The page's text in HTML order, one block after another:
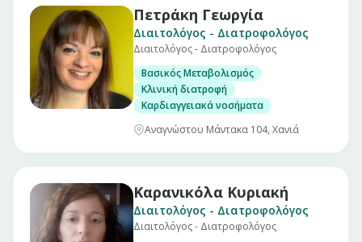
Πετράκη Γεωργία
Διαιτολόγος - Διατροφολόγος
Διαιτολόγος - Διατροφολόγος
Βασικός Μεταβολισμός
Κλινική διατροφή
Καρδιαγγειακά νοσήματα
Αναγνώστου Μάντακα 104, Χανιά
Καρανικόλα Κυριακή
Διαιτολόγος - Διατροφολόγος
Διαιτολόγος - Διατροφολόγος